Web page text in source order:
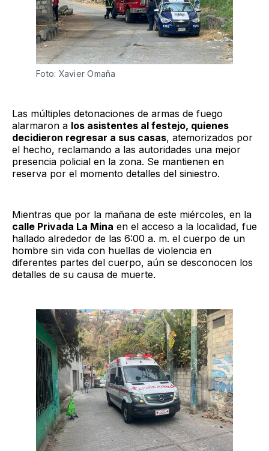
Foto: Xavier Omaña
Las múltiples detonaciones de armas de fuego
alarmaron a los asistentes al festejo, quienes
decidieron regresar a sus casas, atemorizados por
el hecho, reclamando a las autoridades una mejor
presencia policial en la zona. Se mantienen en
reserva por el momento detalles del siniestro.
Mientras que por la mañana de este miércoles, en la
calle Privada La Mina en el acceso a la localidad, fue
hallado alrededor de las 6:00 a. m. el cuerpo de un
hombre sin vida con huellas de violencia en
diferentes partes del cuerpo, aún se desconocen los
detalles de su causa de muerte.